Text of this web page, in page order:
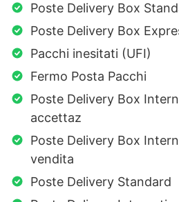
Poste Delivery Box
Poste Delivery Box
Pacchi inesitati (UFI)
Fermo Posta Pacchi
Poste Delivery Box
accettaz
Poste Delivery Box
vendita
Poste Delivery Standard